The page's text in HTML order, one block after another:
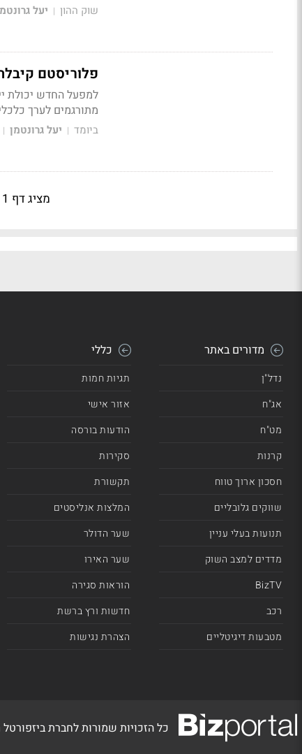
שוק ההון | יעל
פלוריסטם
מתורגמים לערך
ביומד | יעל גרונטמן |
מציג דף 1 מתוך 237
מדורים באתר
נדל"ן
אג"ח
מט"ח
קרנות
חסכון ארוך טווח
שווקים גלובליים
תנועות בעלי עניין
מדדים למצב השוק
BizTV
רכב
מטבעות דיגיטליים
כללי
תגיות חמות
אזור אישי
הודעות בורסה
סקירות
תקשורת
המלצות אנליסטים
שער הדולר
שער האירו
הוראות סגירה
חדשות ורץ ברשת
הצהרת נגישות
כל הזכויות שמורות לחברת